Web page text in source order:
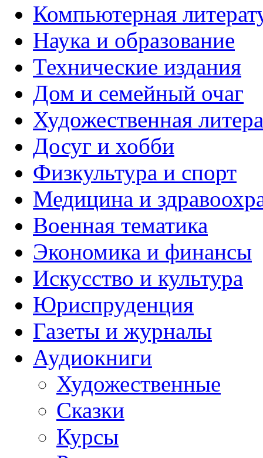
Компьютерная
Наука и образование
Технические издания
Дом и семейный очаг
Художественная
Досуг и хобби
Физкультура и спорт
Медицина и
Военная тематика
Экономика и финансы
Искусство и культура
Юриспруденция
Газеты и журналы
Аудиокниги
Художественные
Сказки
Курсы